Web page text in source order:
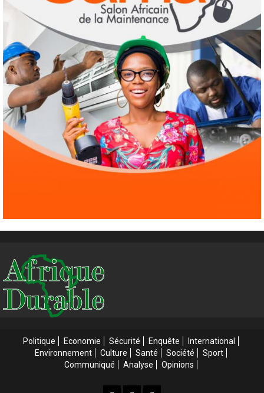
4
El Niño : le monde est entré « en terrain
inconnu »
Politique Economie Sécurité Enquête
International
Environnement
Culture Santé Société
Sport
Communiqué
Analyse Opinions